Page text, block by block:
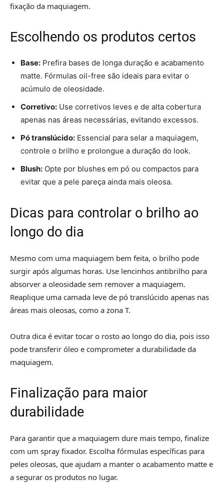
fixação da maquiagem.
Escolhendo os produtos certos
Base: Prefira bases de longa duração e acabamento
matte. Fórmulas oil-free são ideais para evitar o
acúmulo de oleosidade.
Corretivo: Use corretivos leves e de alta cobertura
apenas nas áreas necessárias, evitando excessos.
Pó translúcido: Essencial para selar a maquiagem,
controle o brilho e prolongue a duração do look.
Blush: Opte por blushes em pó ou compactos para
evitar que a pele pareça ainda mais oleosa.
Dicas para controlar o brilho ao
longo do dia
Mesmo com uma maquiagem bem feita, o brilho pode
surgir após algumas horas. Use lencinhos antibrilho para
absorver a oleosidade sem remover a maquiagem.
Reaplique uma camada leve de pó translúcido apenas nas
áreas mais oleosas, como a zona T.
Outra dica é evitar tocar o rosto ao longo do dia, pois isso
pode transferir óleo e comprometer a durabilidade da
maquiagem.
Finalização para maior
durabilidade
Para garantir que a maquiagem dure mais tempo, finalize
com um spray fixador. Escolha fórmulas específicas para
peles oleosas, que ajudam a manter o acabamento matte e
a segurar os produtos no lugar.